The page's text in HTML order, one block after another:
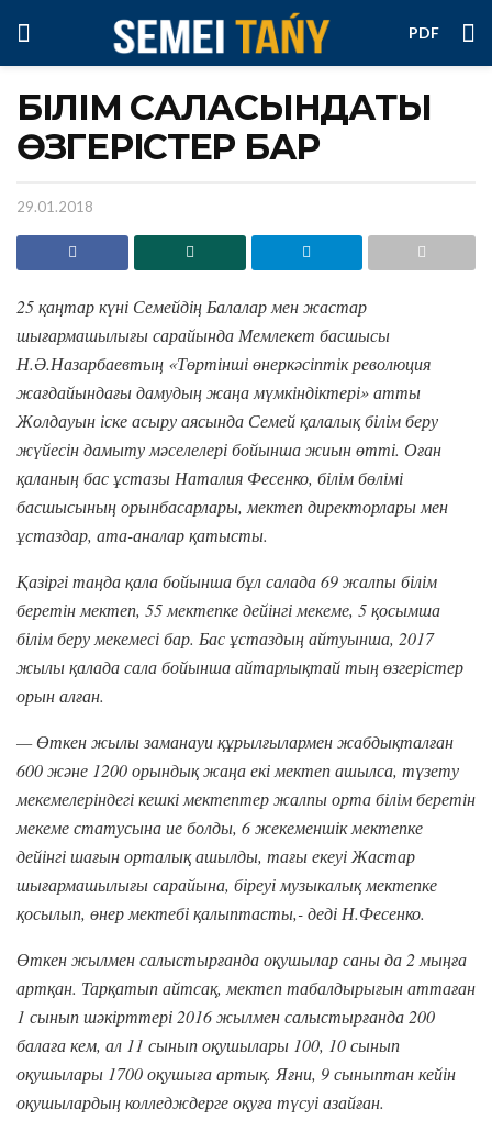
PDF
БІЛІМ САЛАСЫНДАТЫҢ
ӨЗГЕРІСТЕР БАР
29.01.2018
25 қаңтар күні Семейдің Балалар мен жастар
шығармашылығы сарайында Мемлекет басшысы
Н.Ә.Назарбаевтың «Төртінші өнеркәсіптік революция
жағдайындағы дамудың жаңа мүмкіндіктері» атты
Жолдауын іске асыру аясында Семей қалалық білім беру
жүйесін дамыту мәселелері бойынша жиын өтті. Оған
қаланың бас ұстазы Наталия Фесенко, білім бөлімі
басшысының орынбасарлары, мектеп директорлары мен
ұстаздар, ата-аналар қатысты.
Қазіргі таңда қала бойынша бұл салада 69 жалпы білім
беретін мектеп, 55 мектепке дейінгі мекеме, 5 қосымша
білім беру мекемесі бар. Бас ұстаздың айтуынша, 2017
жылы қалада сала бойынша айтарлықтай тың өзгерістер
орын алған.
— Өткен жылы заманауи құрылғылармен жабдықталған
600 және 1200 орындық жаңа екі мектеп ашылса, түзету
мекемелеріндегі кешкі мектептер жалпы орта білім беретін
мекеме статусына ие болды, 6 жекеменшік мектепке
дейінгі шағын орталық ашылды, тағы екеуі Жастар
шығармашылығы сарайына, біреуі музыкалық мектепке
қосылып, өнер мектебі қалыптасты,- деді Н.Фесенко.
Өткен жылмен салыстырғанда оқушылар саны да 2 мыңға
артқан. Тарқатып айтсақ, мектеп табалдырығын аттаған
1 сынып шәкірттері 2016 жылмен салыстырғанда 200
балаға кем, ал 11 сынып оқушылары 100, 10 сынып
оқушылары 1700 оқушыға артық. Яғни, 9 сыныптан кейін
оқушылардың колледждерге оқуға түсуі азайған.